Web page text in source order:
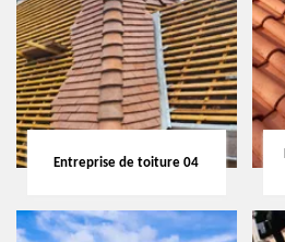
Entreprise de toiture 04